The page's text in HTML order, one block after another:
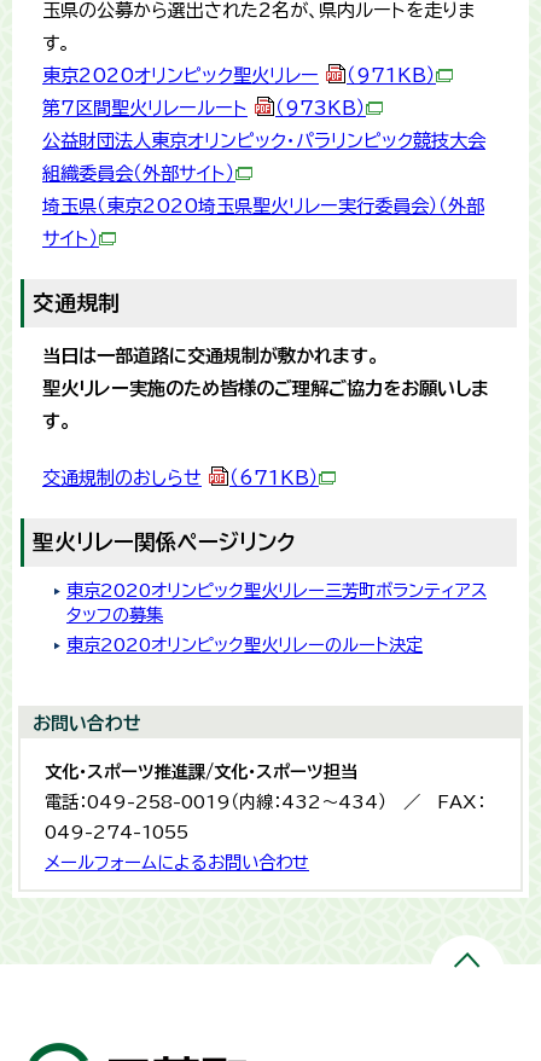
玉県の公募から選出された2名が、県内ルートを走りま
す。
東京2020オリンピック聖火リレー
（971KB）
第7区間聖火リレールート
（973KB）
公益財団法人東京オリンピック・パラリンピック競技大会
組織委員会（外部サイト）
埼玉県（東京2020埼玉県聖火リレー実行委員会）（外部
サイト）
交通規制
当日は一部道路に交通規制が敷かれます。
聖火リレー実施のため皆様のご理解ご協力をお願いしま
す。
交通規制のおしらせ （671KB）
聖火リレー関係ページリンク
東京2020オリンピック聖火リレー三芳町ボランティアス
タッフの募集
東京2020オリンピック聖火リレーのルート決定
お問い合わせ
文化・スポーツ推進課/文化・スポーツ担当
電話：049-258-0019（内線：432〜434） ／ FAX：
049-274-1055
メールフォームによるお問い合わせ